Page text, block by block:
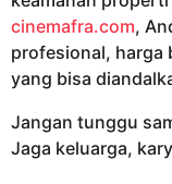
cinemafra.com,
profesional, harga
yang bisa
Jangan tunggu
Jaga keluarga,